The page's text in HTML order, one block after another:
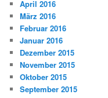
April 2016
März 2016
Februar 2016
Januar 2016
Dezember 2015
November 2015
Oktober 2015
September 2015